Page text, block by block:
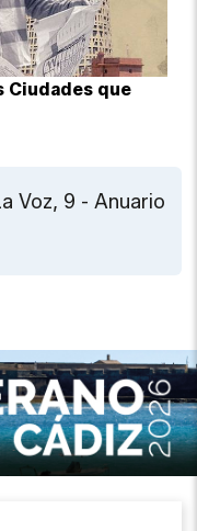
Ciudades que
Voz, 9 - Anuario